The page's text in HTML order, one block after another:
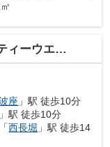
ウエストⅡ
座 」駅 徒歩10分
」駅 徒歩10分
「西長堀 」駅 徒歩14